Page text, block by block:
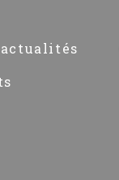
actualités